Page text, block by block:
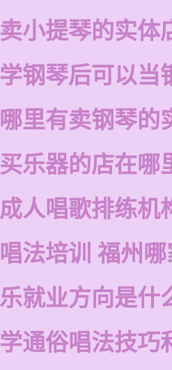
小提琴的实体
钢琴后可以当
里有卖钢琴的
乐器的店在哪
人唱歌排练机
法培训 福州
就业方向是什
通俗唱法技巧